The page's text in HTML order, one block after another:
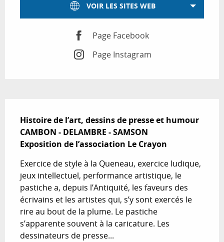
VOIR LES SITES WEB
Page Facebook
Page Instagram
Histoire de l’art, dessins de presse et humour
CAMBON - DELAMBRE - SAMSON
Exposition de l’association Le Crayon
Exercice de style à la Queneau, exercice ludique,
jeux intellectuel, performance artistique, le
pastiche a, depuis l’Antiquité, les faveurs des
écrivains et les artistes qui, s’y sont exercés le
rire au bout de la plume. Le pastiche
s’apparente souvent à la caricature. Les
dessinateurs de presse...